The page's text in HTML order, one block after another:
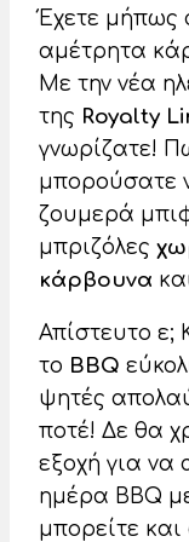
Line
ποσότητα
Έχετε μήπως
αμέτρητα
Με την νέα
της Royalty
γνωρίζατε!
μπορούσατε
ζουμερά
μπριζόλες
κάρβουνα
Απίστευτο ε;
το BBQ
ψητές
ποτέ! Δε θα
εξοχή για να
ημέρα BBQ
μπορείτε